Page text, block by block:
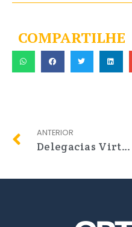
COMPARTILHE
ANTERIOR
Delegacias Virtuais a todo vapor